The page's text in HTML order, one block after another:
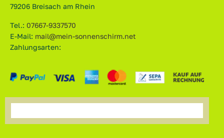
79206 Breisach am Rhein
Tel.: 07667-9337570
E-Mail: mail@mein-sonnenschirm.net
Zahlungsarten: